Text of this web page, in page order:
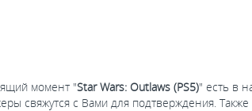
момент "Star Wars: Outlaws (PS5)" есть в
свяжутся с Вами для подтверждения.